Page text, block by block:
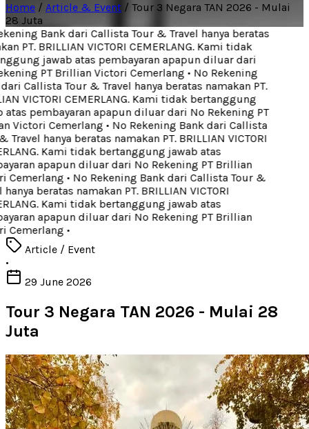
Home / Article & Event / Tour 3 Negara TAN 2026 - Mulai
28 Juta
Bank dari Callista Tour & Travel hanya beratas
PT. BRILLIAN VICTORI CEMERLANG. Kami tidak
jawab atas pembayaran apapun diluar dari
PT Brillian Victori Cemerlang• No Rekening
Callista Tour & Travel hanya beratas namakan PT.
VICTORI CEMERLANG. Kami tidak bertanggung
pembayaran apapun diluar dari No Rekening PT
Victori Cemerlang• No Rekening Bank dari Callista
Travel hanya beratas namakan PT. BRILLIAN VICTORI
Kami tidak bertanggung jawab atas
apapun diluar dari No Rekening PT Brillian
Cemerlang• No Rekening Bank dari Callista Tour &
beratas namakan PT. BRILLIAN VICTORI
Kami tidak bertanggung jawab atas
apapun diluar dari No Rekening PT Brillian
Cemerlang•
Article / Event
•
29 June 2026
Tour 3 Negara TAN 2026 - Mulai 28
Juta